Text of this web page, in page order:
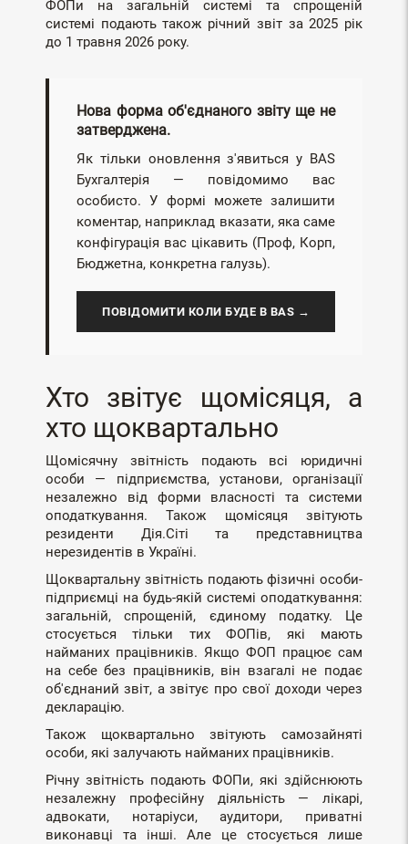
ФОПи на загальній системі та спрощеній
системі подають також річний звіт за 2025 рік
до 1 травня 2026 року.
Нова форма об'єднаного звіту ще не
затверджена.
Як тільки оновлення з'явиться у BAS
Бухгалтерія — повідомимо вас
особисто. У формі можете залишити
коментар, наприклад вказати, яка саме
конфігурація вас цікавить (Проф, Корп,
Бюджетна, конкретна галузь).
ПОВІДОМИТИ КОЛИ БУДЕ В BAS →
Хто звітує щомісяця, а
хто щоквартально
Щомісячну звітність подають всі юридичні
особи — підприємства, установи, організації
незалежно від форми власності та системи
оподаткування. Також щомісяця звітують
резиденти Дія.Сіті та представництва
нерезидентів в Україні.
Щоквартальну звітність подають фізичні особи-
підприємці на будь-якій системі оподаткування:
загальній, спрощеній, єдиному податку. Це
стосується тільки тих ФОПів, які мають
найманих працівників. Якщо ФОП працює сам
на себе без працівників, він взагалі не подає
об'єднаний звіт, а звітує про свої доходи через
декларацію.
Також щоквартально звітують самозайняті
особи, які залучають найманих працівників.
Річну звітність подають ФОПи, які здійснюють
незалежну професійну діяльність — лікарі,
адвокати, нотаріуси, аудитори, приватні
виконавці та інші. Але це стосується лише